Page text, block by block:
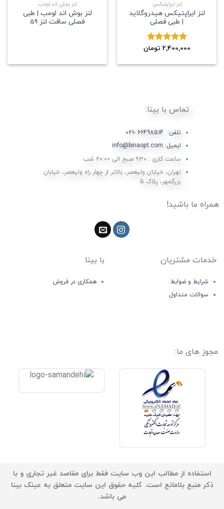
لنز ایراپتیکس
لنز ایراپتیکس هیدروگلاید
| طبی فصلی
نمره5.002,400,000 تومان
لنز بوش اند لومب
لنز بوش اند لومب | طبی
فصلی سافت لنز 59
تماس با بینا:
تلفن: 66498514 -021
ایمیل: info@binaopt.com
ساعت کاری : ۹:۳۰ صبح الی 20:00 شب
تهران، خیابان ولیعصر، بالاتر از چهار راه ولیعصر، خیابان
بزرگمهر، پلاک 5
همراه ما باشید!
خدمات مشتریان
شرایط و ضوابط
سوالات متداول
با بینا
همکاری در فروش
مجوز های ما:
استفاده از مطالب این وب سایت فقط برای مقاصد غیر تجاری و با
ذکر منبع بلامانع است. کلیه حقوق این سایت متعلق به عینک بینا
می باشد.